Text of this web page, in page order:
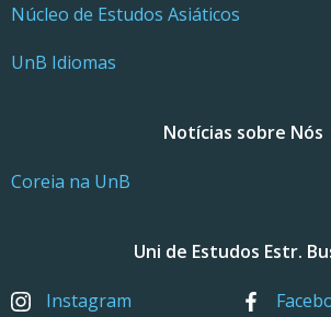
Núcleo de Estudos Asiáticos
UnB Idiomas
Notícias sobre Nós
Coreia na UnB
Uni de Estudos Estr.
Instagram